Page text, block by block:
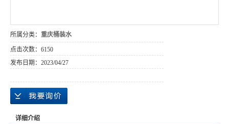
所属分类： 重庆桶装水
点击次数： 6150
发布日期： 2023/04/27
详细介绍